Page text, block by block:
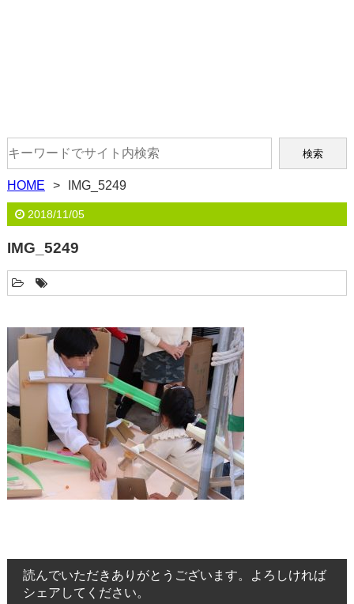
HOME IMG_5249
2018/11/05
IMG_5249
読んでいただきありがとうございます。よろしければ
シェアしてください。